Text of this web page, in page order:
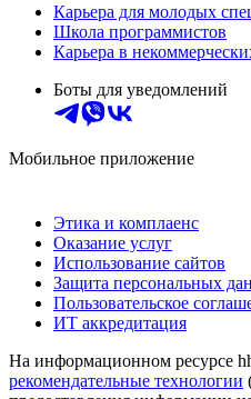
Карьера для молодых
Школа программистов
Карьера в
Боты для уведомлений
Мобильное приложение
Этика и комплаенс
Оказание услуг
Использование сайтов
Защита персональных
Пользовательское
ИТ аккредитация
На информационном ресурсе
рекомендательные технологии